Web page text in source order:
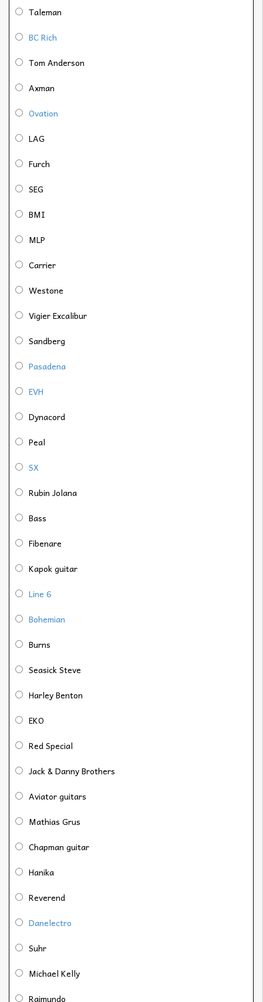
Taleman
BC Rich
Tom Anderson
Axman
Ovation
LAG
Furch
SEG
BMI
MLP
Carrier
Westone
Vigier Excalibur
Sandberg
Pasadena
EVH
Dynacord
Peal
SX
Rubin Jolana
Bass
Fibenare
Kapok guitar
Line 6
Bohemian
Burns
Seasick Steve
Harley Benton
EKO
Red Special
Jack & Danny Brothers
Aviator guitars
Mathias Grus
Chapman guitar
Hanika
Reverend
Danelectro
Suhr
Michael Kelly
Raimundo